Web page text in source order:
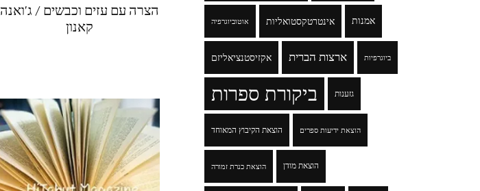
הצרה עם עזים וכבשים / ג'ואנה
קאנון
אוטוביוגרפיה אינטרטקסטואליות אמנות
אקזיסטנציאליזם ארצות הברית ביוגרפיות
ביקורת ספרות גזענות
הוצאת הקיבוץ המאוחד הוצאת ידיעות ספרים
הוצאת כנרת זמורה הוצאת מודן